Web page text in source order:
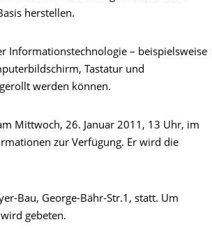
herstellen.
Informationstechnologie – beispielsweise
Tastatur und
werden können.
Mittwoch, 26. Januar 2011, 13 Uhr, im
zur Verfügung. Er wird die
Bau, George-Bähr-Str.1, statt. Um
gebeten.